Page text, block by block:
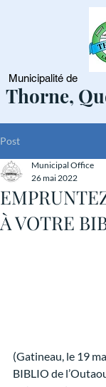
Municipalité de
Thorne,
Post
À VOTRE
Municipal Office
26 mai 2022
(Gatineau, le 19
BIBLIO de